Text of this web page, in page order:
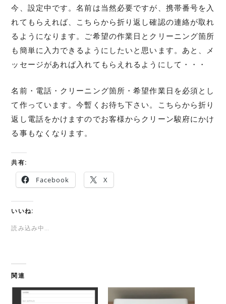
今、設定中です。名前は当然必要ですが、携帯番号を入
れてもらえれば、こちらから折り返し確認の連絡が取れ
るようになります。ご希望の作業日とクリーニング箇所
も簡単に入力できるようにしたいと思います。あと、メ
ッセージがあれば入れてもらえれるようにして・・・
名前・電話・クリーニング箇所・希望作業日を必須とし
て作っています。今暫くお待ち下さい。こちらから折り
返し電話をかけますのでお客様からクリーン駿府にかけ
る事もなくなります。
共有:
Facebook X
いいね:
読み込み中…
関連